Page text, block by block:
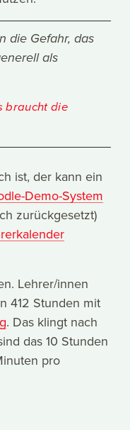
die Gefahr, das
als
braucht die
ist, der kann ein
Demo-System
zurückgesetzt)
Lehrer/innen
412 Stunden mit
. Das klingt nach
das 10 Stunden
pro